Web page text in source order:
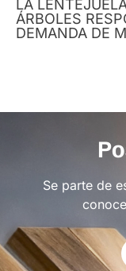
LA
ÁRBOLES
DEMANDA DE
Se parte de